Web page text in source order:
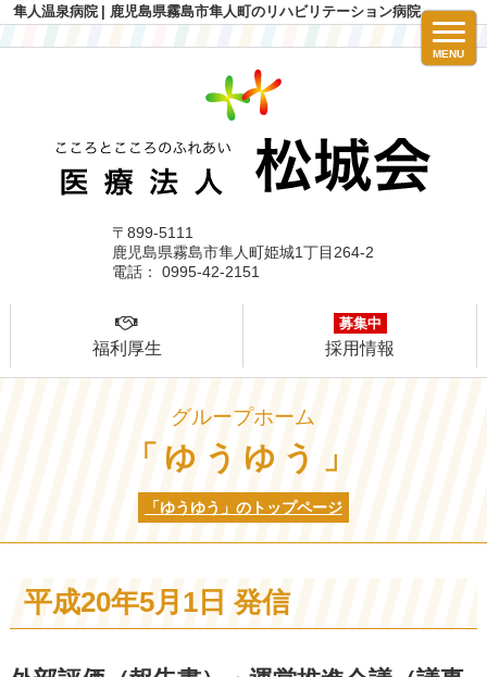
MENU
隼人温泉病院 | 鹿児島県霧島市隼人町のリハビリテーション病院
〒899-5111
鹿児島県霧島市隼人町姫城1丁目264-2
電話： 0995-42-2151
福利厚生
募集中
採用情報
グループホーム
「ゆうゆう」
「ゆうゆう」のトップページ
平成20年5月1日 発信